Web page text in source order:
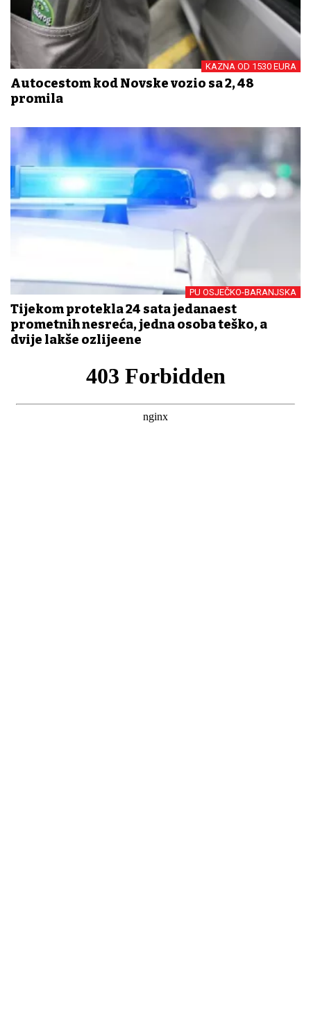
KAZNA OD 1530 EURA
Autocestom kod Novske vozio sa 2, 48
promila
PU OSJEČKO-BARANJSKA
Tijekom protekla 24 sata jedanaest
prometnih nesreća, jedna osoba teško, a
dvije lakše ozlijeđene